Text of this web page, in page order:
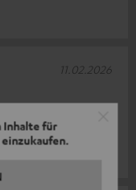
Inhalte für
11.02.2026